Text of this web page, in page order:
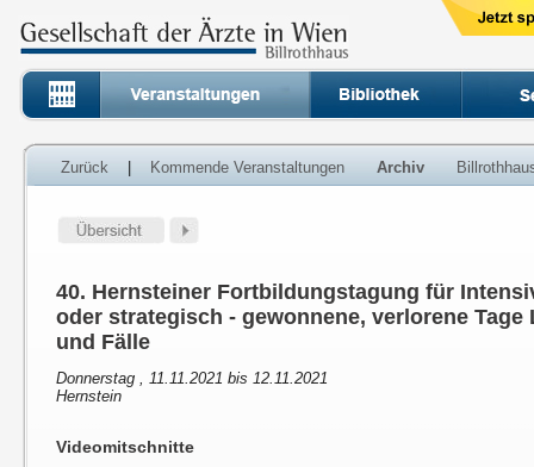
Zurück Kommende Veranstaltungen Archiv
40. Hernsteiner Fortbildungstagung für
oder strategisch - gewonnene, verlorene Tage
und Fälle
Donnerstag , 11.11.2021 bis 12.11.2021
Hernstein
Videomitschnitte